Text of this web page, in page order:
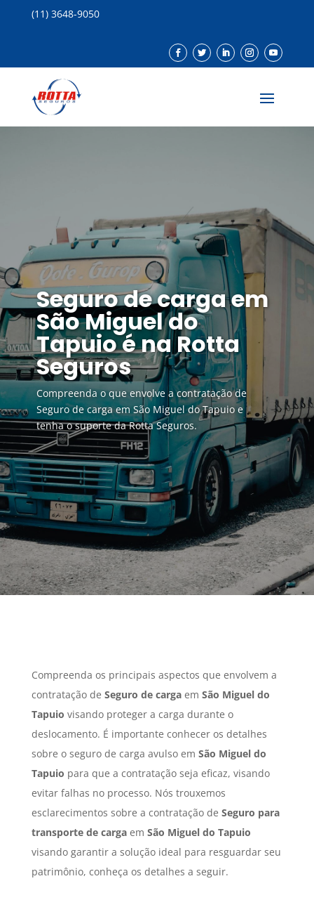
(11) 3648-9050
Seguro de carga em
São Miguel do
Tapuio é na Rotta
Seguros
Compreenda o que envolve a contratação de
Seguro de carga em São Miguel do Tapuio e
tenha o suporte da Rotta Seguros.
Compreenda os principais aspectos que envolvem a
contratação de Seguro de cargaem São Miguel do
Tapuio visando proteger a carga durante o
deslocamento. É importante conhecer os detalhes
sobre o seguro de carga avulso em São Miguel do
Tapuio para que a contratação seja eficaz, visando
evitar falhas no processo. Nós trouxemos
esclarecimentos sobre a contratação de Seguro para
transporte de cargaem São Miguel do Tapuio
visando garantir a solução ideal para resguardar seu
patrimônio, conheça os detalhes a seguir.